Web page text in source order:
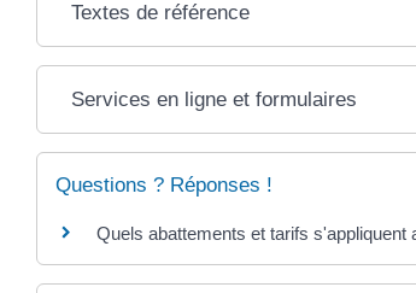
Textes de référence
Services en ligne et formulaires
Questions ? Réponses !
Quels abattements et tarifs s'appliquent